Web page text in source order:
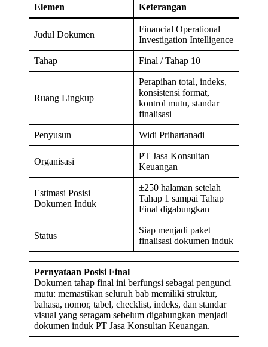
Elemen Keterangan
Judul Dokumen
Financial Operational
Investigation Intelligence
Tahap Final / Tahap 10
Ruang Lingkup
Perapihan total, indeks,
konsistensi format,
kontrol mutu, standar
finalisasi
Penyusun Widi Prihartanadi
Organisasi
PT Jasa Konsultan
Keuangan
Estimasi Posisi
Dokumen Induk
±250 halaman setelah
Tahap 1 sampai Tahap
Final digabungkan
Status
Siap menjadi paket
finalisasi dokumen induk
Pernyataan Posisi Final
Dokumen tahap final ini berfungsi sebagai pengunci
mutu: memastikan seluruh bab memiliki struktur,
bahasa, nomor, tabel, checklist, indeks, dan standar
visual yang seragam sebelum digabungkan menjadi
dokumen induk PT Jasa Konsultan Keuangan.